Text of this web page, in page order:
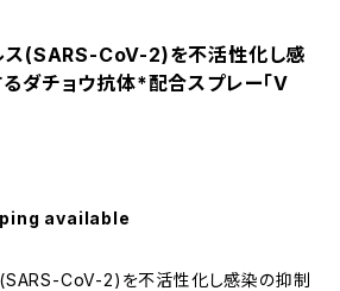
(SARS-CoV-2)を不活性化し感
ダチョウ抗体*配合スプレー「V
available
CoV-2)を不活性化し感染の抑制